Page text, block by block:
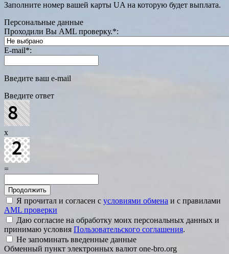
Заполните номер вашей карты UA на которую будет выплата.
Персональные данные
Проходили Вы AML проверку.*:
E-mail*:
Введите ваш e-mail
Введите ответ
x
=
Я прочитал и согласен с условиями обмена и с правилами
AML проверки
Даю согласие на обработку моих персональных данных и
принимаю условия Пользовательского соглашения.
Не запоминать введенные данные
Обменный пункт электронных валют one-bro.org